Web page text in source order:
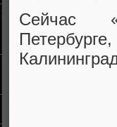
Сейчас